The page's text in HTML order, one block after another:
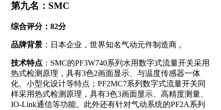
第九名：SMC
综合评分：82分
品牌背景：日本企业，世界知名气动元件制造商 。
技术特点 ：SMC的PF3W740系列水用数字式流量开关采用
热式检测原理，具有3色2画面显示、与温度传感器一体
化、小型化设计等特点；PF2MC7系列数字式流量开关同
样采用热式检测原理，具有3色3画面显示、高精度测量、
IO-Link通信等功能。此外还有针对气动系统的PF2A系列